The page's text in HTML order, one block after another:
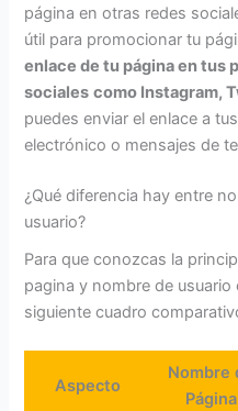
página en otras redes
útil para promocionar tu
enlace de tu página en tus
sociales como Instagram,
puedes enviar el enlace a
electrónico o mensajes de
¿Qué diferencia hay entre
usuario?
Para que conozcas la
pagina y nombre de
siguiente cuadro
Aspecto
Nombre
Página